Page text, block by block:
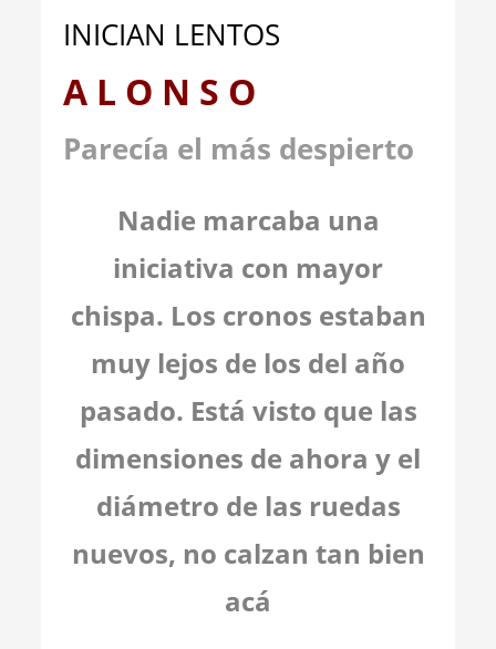
INICIAN LENTOS
A L O N S O
Parecía el más despierto
Nadie marcaba una
iniciativa con mayor
chispa. Los cronos estaban
muy lejos de los del año
pasado. Está visto que las
dimensiones de ahora y el
diámetro de las ruedas
nuevos, no calzan tan bien
acá